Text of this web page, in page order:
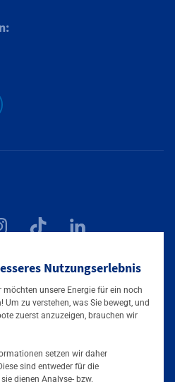
Nutzungserlebnis
unsere Energie für ein noch
Um zu verstehen, was Sie bewegt, und
zuerst anzuzeigen, brauchen wir
setzen wir daher
sind entweder für die
dienen Analyse- bzw.